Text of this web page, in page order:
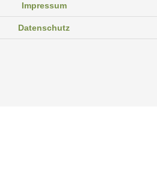
Impressum
Datenschutz